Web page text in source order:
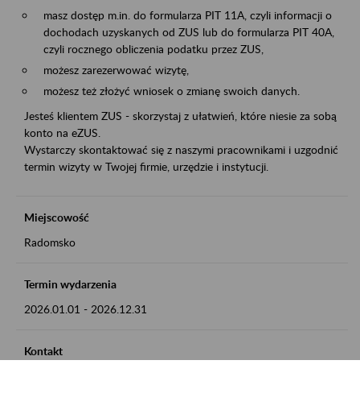
masz dostęp m.in. do formularza PIT 11A, czyli informacji o
dochodach uzyskanych od ZUS lub do formularza PIT 40A,
czyli rocznego obliczenia podatku przez ZUS,
możesz zarezerwować wizytę,
możesz też złożyć wniosek o zmianę swoich danych.
Jesteś klientem ZUS - skorzystaj z ułatwień, które niesie za sobą
konto na eZUS.
Wystarczy skontaktować się z naszymi pracownikami i uzgodnić
termin wizyty w Twojej firmie, urzędzie i instytucji.
Miejscowość
Radomsko
Termin wydarzenia
2026.01.01 - 2026.12.31
Kontakt